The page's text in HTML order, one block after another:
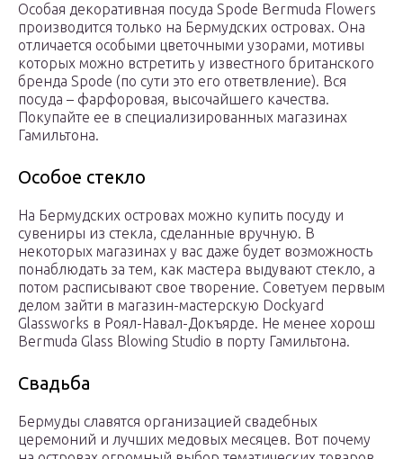
Особая декоративная посуда Spode Bermuda Flowers
производится только на Бермудских островах. Она
отличается особыми цветочными узорами, мотивы
которых можно встретить у известного британского
бренда Spode (по сути это его ответвление). Вся
посуда – фарфоровая, высочайшего качества.
Покупайте ее в специализированных магазинах
Гамильтона.
Особое стекло
На Бермудских островах можно купить посуду и
сувениры из стекла, сделанные вручную. В
некоторых магазинах у вас даже будет возможность
понаблюдать за тем, как мастера выдувают стекло, а
потом расписывают свое творение. Советуем первым
делом зайти в магазин-мастерскую Dockyard
Glassworks в Роял-Навал-Докъярде. Не менее хорош
Bermuda Glass Blowing Studio в порту Гамильтона.
Свадьба
Бермуды славятся организацией свадебных
церемоний и лучших медовых месяцев. Вот почему